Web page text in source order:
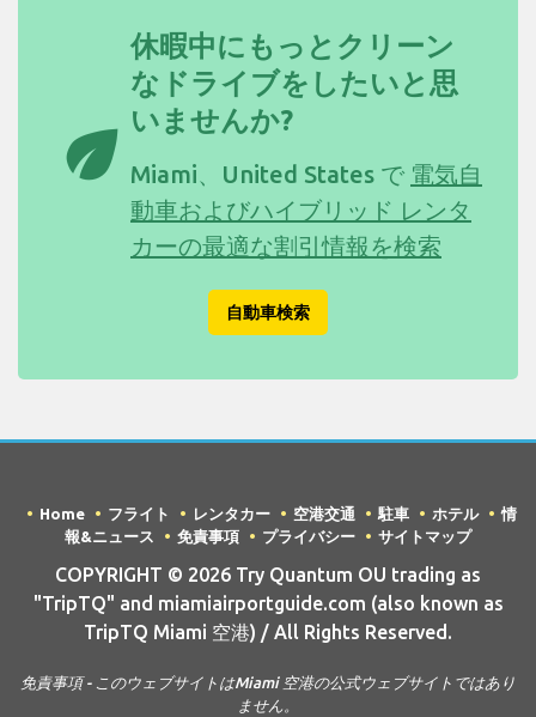
eco
休暇中にもっとクリーン
なドライブをしたいと思
いませんか?
Miami、United States で 電気自
動車およびハイブリッド レンタ
カーの最適な割引情報を検索
自動車検索
Home フライト レンタカー 空港交通 駐車 ホテル
情
報&ニュース
免責事項 プライバシー サイトマップ
COPYRIGHT © 2026 Try Quantum OU trading as
"TripTQ" and miamiairportguide.com (also known as
TripTQ Miami 空港) / All Rights Reserved.
免責事項 - このウェブサイトはMiami 空港の公式ウェブサイトではあり
ません。